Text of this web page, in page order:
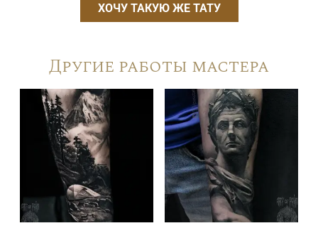
ХОЧУ ТАКУЮ ЖЕ ТАТУ
Другие работы мастера